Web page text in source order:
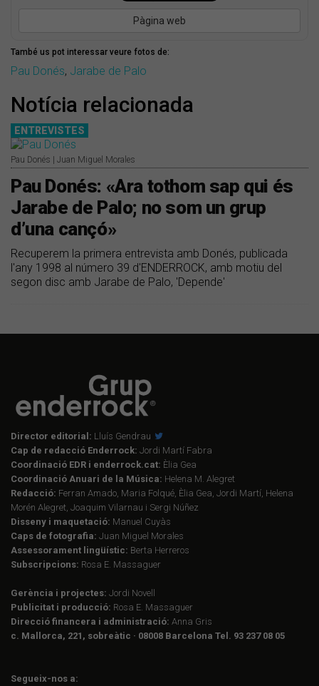
Pàgina web
També us pot interessar veure fotos de:
Pau Donés, Jarabe de Palo
Notícia relacionada
ENTREVISTES
Pau Donés | Juan Miguel Morales
Pau Donés: «Ara tothom sap qui és
Jarabe de Palo; no som un grup
d’una cançó»
Recuperem la primera entrevista amb Donés, publicada
l'any 1998 al número 39 d'ENDERROCK, amb motiu del
segon disc amb Jarabe de Palo, 'Depende'
Director editorial: Lluís Gendrau
Cap de redacció Enderrock: Jordi Martí Fabra
Coordinació EDR i enderrock.cat: Èlia Gea
Coordinació Anuari de la Música: Helena M. Alegret
Redacció: Ferran Amado, Maria Folqué, Èlia Gea, Jordi Martí, Helena
Morén Alegret, Joaquim Vilarnau i Sergi Núñez
Disseny i maquetació: Manuel Cuyàs
Caps de fotografia: Juan Miguel Morales
Assessorament lingüístic: Berta Herreros
Subscripcions: Rosa E. Massaguer
Gerència i projectes: Jordi Novell
Publicitat i producció: Rosa E. Massaguer
Direcció financera i administració: Anna Gris
c. Mallorca, 221, sobreàtic · 08008 Barcelona Tel. 93 237 08 05
Segueix-nos a: